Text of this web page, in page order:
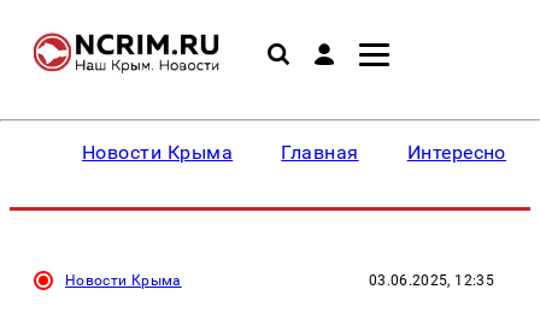
Новости Крыма Главная Интересное
Новости Крыма 03.06.2025, 12:35